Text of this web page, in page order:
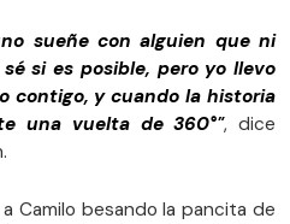
sueñe con alguien que ni
si es posible, pero yo llevo
contigo, y cuando la historia
una vuelta de 360°", dice
Camilo besando la pancita de